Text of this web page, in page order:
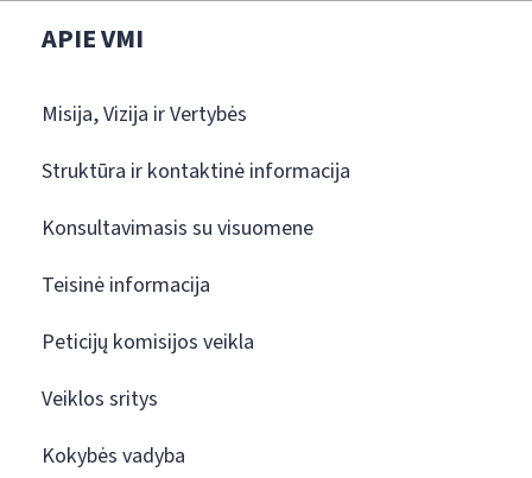
APIE VMI
Misija, Vizija ir Vertybės
Struktūra ir kontaktinė informacija
Konsultavimasis su visuomene
Teisinė informacija
Peticijų komisijos veikla
Veiklos sritys
Kokybės vadyba